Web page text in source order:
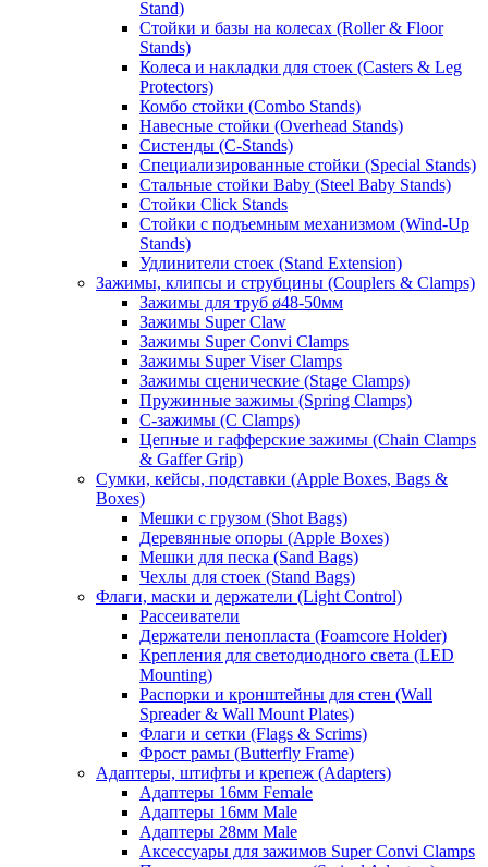
Stand)
Стойки и базы на колесах (Roller & Floor
Stands)
Колеса и накладки для стоек (Casters & Leg
Protectors)
Комбо стойки (Combo Stands)
Навесные стойки (Overhead Stands)
Систенды (C-Stands)
Специализированные стойки (Special Stands)
Стальные стойки Baby (Steel Baby Stands)
Стойки Click Stands
Стойки с подъемным механизмом (Wind-Up
Stands)
Удлинители стоек (Stand Extension)
Зажимы, клипсы и струбцины (Couplers & Clamps)
Зажимы для труб ø48-50мм
Зажимы Super Claw
Зажимы Super Convi Clamps
Зажимы Super Viser Clamps
Зажимы сценические (Stage Clamps)
Пружинные зажимы (Spring Clamps)
С-зажимы (C Clamps)
Цепные и гафферские зажимы (Chain Clamps
& Gaffer Grip)
Сумки, кейсы, подставки (Apple Boxes, Bags &
Boxes)
Мешки с грузом (Shot Bags)
Деревянные опоры (Apple Boxes)
Мешки для песка (Sand Bags)
Чехлы для стоек (Stand Bags)
Флаги, маски и держатели (Light Control)
Рассеиватели
Держатели пенопласта (Foamcore Holder)
Крепления для светодиодного света (LED
Mounting)
Распорки и кронштейны для стен (Wall
Spreader & Wall Mount Plates)
Флаги и сетки (Flags & Scrims)
Фрост рамы (Butterfly Frame)
Адаптеры, штифты и крепеж (Adapters)
Адаптеры 16мм Female
Адаптеры 16мм Male
Адаптеры 28мм Male
Аксессуары для зажимов Super Convi Clamps